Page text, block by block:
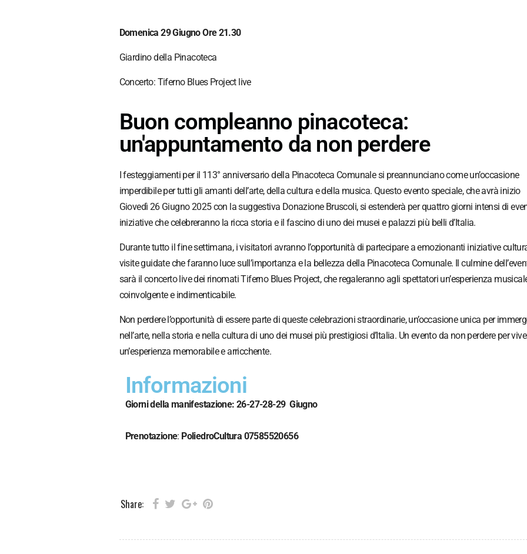
Domenica 29 Giugno Ore 21.30
Giardino della Pinacoteca
Concerto: Tiferno Blues Project live
Buon compleanno pinacoteca:
un'appuntamento da non perdere
I festeggiamenti per il 113° anniversario della Pinacoteca Comunale si preannunciano come un’occasione
imperdibile per tutti gli amanti dell’arte, della cultura e della musica. Questo evento speciale, che avrà inizio
Giovedì 26 Giugno 2025 con la suggestiva Donazione Bruscoli, si estenderà per quattro giorni intensi di
iniziative che celebreranno la ricca storia e il fascino di uno dei musei e palazzi più belli d’Italia.
Durante tutto il fine settimana, i visitatori avranno l’opportunità di partecipare a emozionanti iniziative
visite guidate che faranno luce sull’importanza e la bellezza della Pinacoteca Comunale. Il culmine
sarà il concerto live dei rinomati Tiferno Blues Project, che regaleranno agli spettatori un’esperienza
coinvolgente e indimenticabile.
Non perdere l’opportunità di essere parte di queste celebrazioni straordinarie, un’occasione unica per
nell’arte, nella storia e nella cultura di uno dei musei più prestigiosi d’Italia. Un evento da non perdere per
un’esperienza memorabile e arricchente.
Informazioni
Giorni della manifestazione: 26-27-28-29 Giugno
Prenotazione: PoliedroCultura 07585520656
Share: